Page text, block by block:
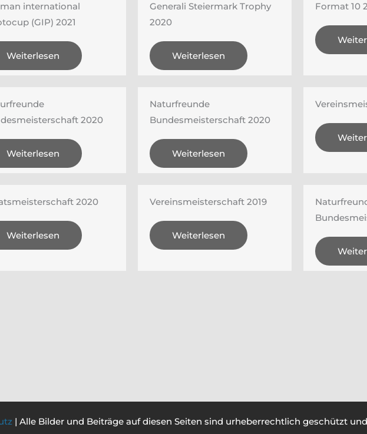
international
(GIP) 2021
Weiterlesen
Generali Steiermark Trophy
2020
Weiterlesen
Format 10
2020
Weiterlesen
Naturfreunde
Bundesmeisterschaft 2020
Weiterlesen
2020
Weiterlesen
Vereinsmeisterschaft 2019
Weiterlesen
| Alle Bilder und Beiträge auf diesen Seiten sind urheberrechtlich geschützt